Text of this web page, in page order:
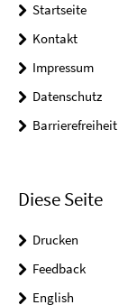
Startseite
Kontakt
Impressum
Datenschutz
Barrierefreiheit
Diese Seite
Drucken
Feedback
English